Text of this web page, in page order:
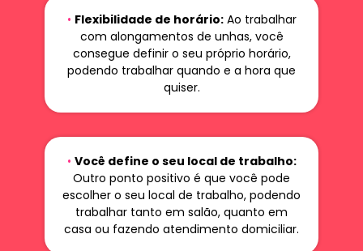
• Flexibilidade de horário:Ao trabalhar
com alongamentos de unhas, você
consegue definir o seu próprio horário,
podendo trabalhar quando e a hora que
quiser.
• Você define o seu local de trabalho:
Outro ponto positivo é que você pode
escolher o seu local de trabalho, podendo
trabalhar tanto em salão, quanto em
casa ou fazendo atendimento domiciliar.